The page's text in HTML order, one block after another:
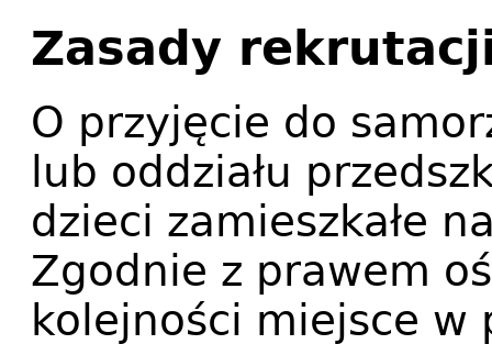
Zasady
O przyjęcie do
lub oddziału
dzieci zamieszkałe
Zgodnie z prawem
kolejności miejsce w